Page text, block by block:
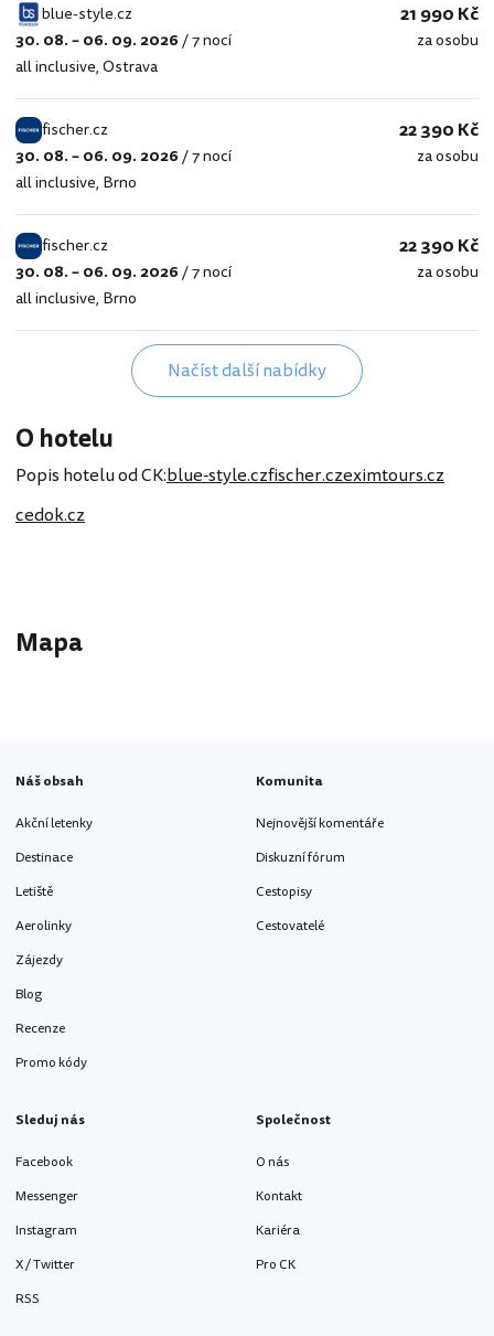
blue-
style.cz
blue-style.cz
30. 08. – 06. 09. 2026/7 nocí
all inclusive,Ostrava
21 990 Kč
za osobu
fischer.cz
fischer.cz
30. 08. – 06. 09. 2026/7 nocí
all inclusive, Brno
22 390 Kč
za osobu
fischer.cz
fischer.cz
30. 08. – 06. 09. 2026/7 nocí
all inclusive, Brno
22 390 Kč
za osobu
Načíst další nabídky
O hotelu
Popis hotelu od CK:blue-style.czfischer.czeximtours.cz
cedok.cz
Mapa
Náš obsah
Akční letenky
Destinace
Letiště
Aerolinky
Zájezdy
Blog
Recenze
Promo kódy
Komunita
Nejnovější komentáře
Diskuzní fórum
Cestopisy
Cestovatelé
Sleduj nás
Facebook
Messenger
Instagram
X / Twitter
RSS
Společnost
O nás
Kontakt
Kariéra
Pro CK